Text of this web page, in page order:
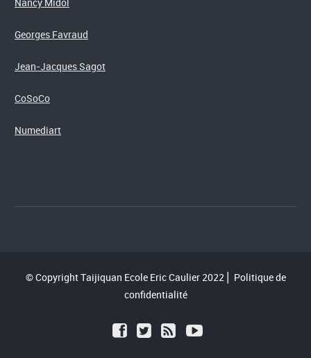
Georges Favraud
Jean-Jacques Sagot
CoSoCo
Numediart
© Copyright Taijiquan Ecole Eric Caulier 2022⎪ Politique de
confidentialité